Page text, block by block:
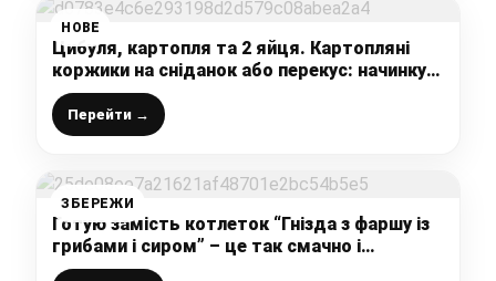
НОВЕ
Цибуля, картопля та 2 яйця. Картопляні
коржики на сніданок або перекус: начинку
міняю щодня
Перейти →
ЗБЕРЕЖИ
Готую замість котлеток “Гнізда з фаршу із
грибами і сиром” – це так смачно і
соковито, що хочеться ще і ще